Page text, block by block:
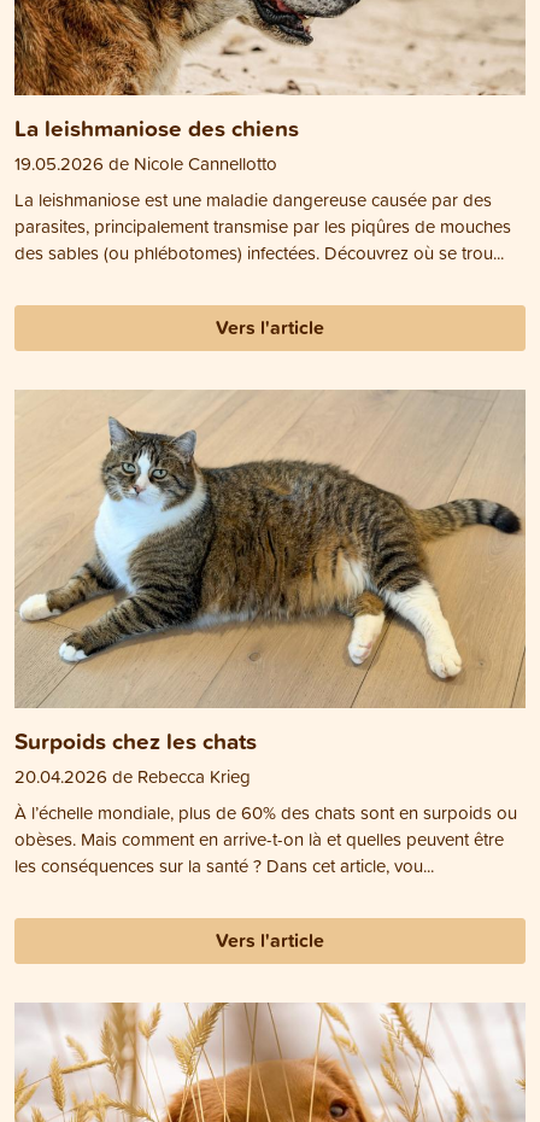
La leishmaniose des chiens
19.05.2026 de Nicole Cannellotto
La leishmaniose est une maladie dangereuse causée par des
parasites, principalement transmise par les piqûres de mouches
des sables (ou phlébotomes) infectées. Découvrez où se trou...
Vers l'article
Surpoids chez les chats
20.04.2026 de Rebecca Krieg
À l’échelle mondiale, plus de 60% des chats sont en surpoids ou
obèses. Mais comment en arrive-t-on là et quelles peuvent être
les conséquences sur la santé ? Dans cet article, vou...
Vers l'article